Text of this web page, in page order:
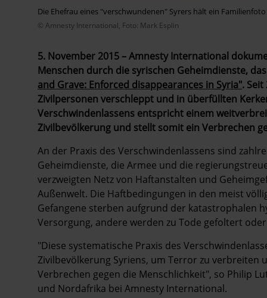
Die Ehefrau eines "verschwundenen" Syrers hält ein
© Amnesty International, Foto: Mark Esplin
5. November 2015 – Amnesty International
Menschen durch die syrischen Geheimdienste,
and Grave: Enforced disappearances in Syria".
Zivilpersonen verschleppt und in überfüllten
Verschwindenlassens entspricht einem
Zivilbevölkerung und stellt somit ein Verbrechen
An der Praxis des Verschwindenlassens sind
Geheimdienste, die Armee und die
verzweigten Netz von Haftanstalten und
Außenwelt. Die Haftbedingungen in den meist
Gefangene sterben aufgrund der katastrophalen
Versorgung, andere werden zu Tode gefoltert
"Diese systematische Praxis des
Zivilbevölkerung Syriens, um Terror zu verbreiten
Verbrechen gegen die Menschlichkeit", so Philip
und Nordafrika bei Amnesty International.